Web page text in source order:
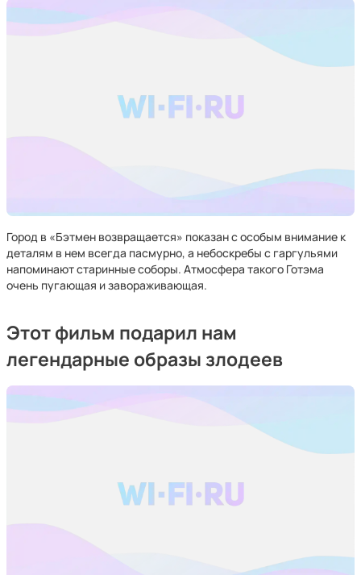
Город в «Бэтмен возвращается» показан с особым внимание к
деталям в нем всегда пасмурно, а небоскребы с гаргульями
напоминают старинные соборы. Атмосфера такого Готэма
очень пугающая и завораживающая.
Этот фильм подарил нам
легендарные образы злодеев